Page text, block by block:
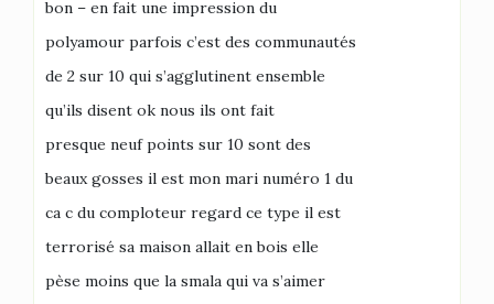
bon – en fait une impression du
polyamour parfois c’est des communautés
de 2 sur 10 qui s’agglutinent ensemble
qu’ils disent ok nous ils ont fait
presque neuf points sur 10 sont des
beaux gosses il est mon mari numéro 1 du
ca c du comploteur regard ce type il est
terrorisé sa maison allait en bois elle
pèse moins que la smala qui va s’aimer